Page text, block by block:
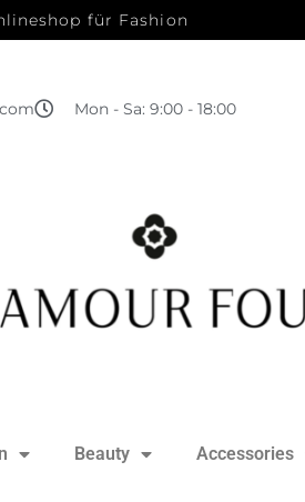
für Fashion
Mon - Sa: 9:00 - 18:00
Beauty Accessories